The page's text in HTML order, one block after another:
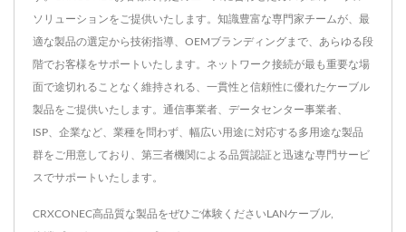
ソリューションをご提供いたします。知識豊富な専門家チームが、最
適な製品の選定から技術指導、OEMブランディングまで、あらゆる段
階でお客様をサポ​​ートいたします。ネットワーク接続が最も重要な場
面で途切れることなく維持される、一貫性と信頼性に優れたケーブル
製品をご提供いたします。通信事業者、データセンター事業者、
ISP、企業など、業種を問わず、幅広い用途に対応する多用途な製品
群をご用意しており、第三者機関による品質認証と迅速な専門サービ
スでサポートいたします。
CRXCONEC高品質な製品をぜひご体験くださいLANケーブル